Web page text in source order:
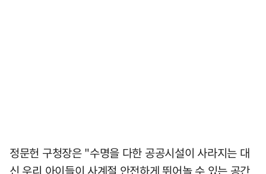
정문헌 구청장은 "수명을 다한 공공시설이 사라지는 대
신 우리 아이들이 사계절 안전하게 뛰어놀 수 있는 공간